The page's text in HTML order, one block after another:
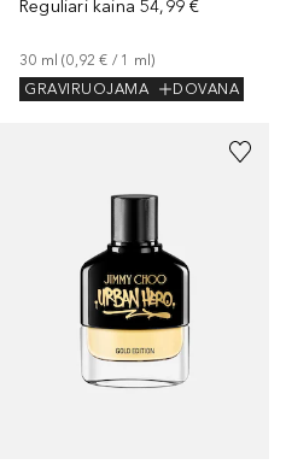
Reguliari kaina 54,99 €
30 ml (0,92 € / 1 ml)
GRAVIRUOJAMA
DOVANA